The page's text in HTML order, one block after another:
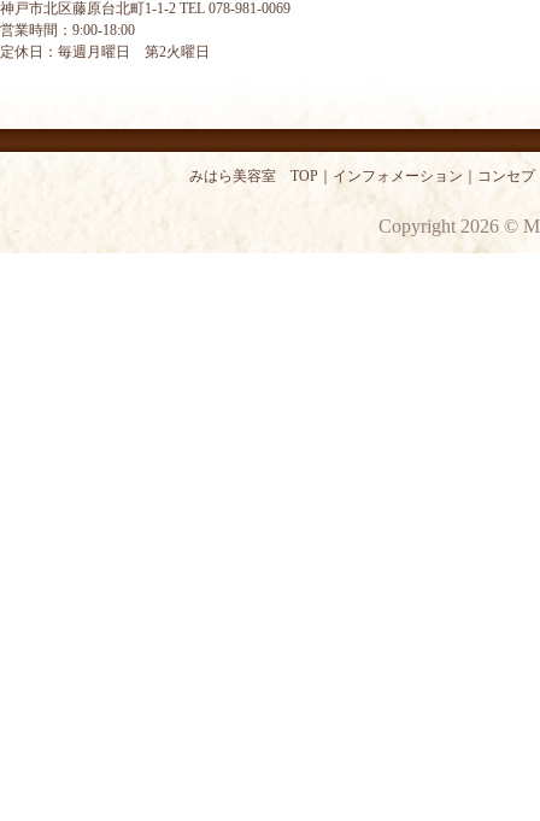
神戸市北区藤原台北町1-1-2 TEL 078-981-0069
営業時間：9:00-18:00
定休日：毎週月曜日 第2火曜日
みはら美容室 TOP インフォメーション コンセプ
Copyright 2026 ©